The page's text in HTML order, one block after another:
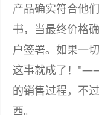
产品确实符合他
书，当最终价格
户签署。如果一
这事就成了！
的销售过程，不
西。